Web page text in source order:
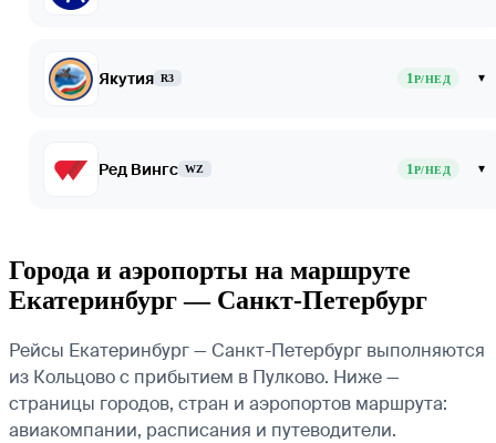
Якутия R3 1Р/НЕД ▾
Ред Вингс WZ 1Р/НЕД ▾
Города и аэропорты на маршруте
Екатеринбург — Санкт-Петербург
Рейсы Екатеринбург — Санкт-Петербург выполняются
из Кольцово с прибытием в Пулково. Ниже —
страницы городов, стран и аэропортов маршрута:
авиакомпании, расписания и путеводители.